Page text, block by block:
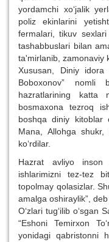
yordamchi xo‘jalik
poliz ekinlarini
fermalari, tikuv
tashabbuslari bilan
ta'mirlanib, zamonaviy
Xususan, Diniy idora
Boboxonov” nomli
hazratlarining katta
bosmaxona tezroq
boshqa diniy kitoblar
Mana, Allohga shukr,
ko‘rdilar.
Hazrat avliyo inson
ishlarimizni tez-tez
topolmay qolasizlar.
amalga oshiraylik”,
O‘zlari tug‘ilib o‘sgan
“Eshoni Temirxon
yonidagi qabristonni